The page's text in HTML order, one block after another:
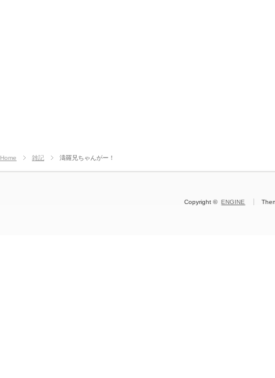
Home 雑記 濤羅兄ちゃんがー！
Copyright ©ENGINE